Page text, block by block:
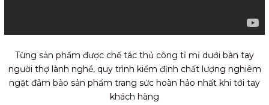
Từng sản phẩm được chế tác thủ công tỉ mỉ dưới bàn tay
người thợ lành nghề, quy trình kiểm định chất lượng nghiêm
ngặt đảm bảo sản phẩm trang sức hoàn hảo nhất khi tới tay
khách hàng